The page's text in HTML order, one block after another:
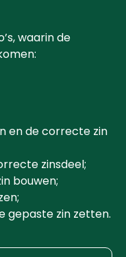
waarin de
en de correcte zin
zinsdeel;
bouwen;
gepaste zin zetten.